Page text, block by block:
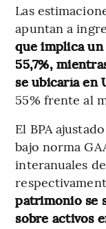
Las
apuntan a
que implica
55,7%,
se ubicaría en
55% frente al
El BPA
bajo norma
interanuales
patrimonio se
sobre activos